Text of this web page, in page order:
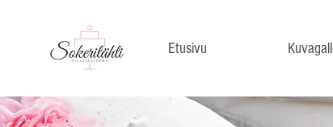
Etusivu